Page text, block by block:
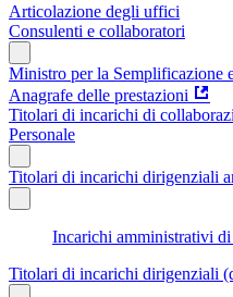
Articolazione degli uffici
Consulenti e collaboratori
Ministro per la Semplificazione
Anagrafe delle prestazioni
Titolari di incarichi di
Personale
Titolari di incarichi dirigenziali
Incarichi amministrativi
Titolari di incarichi dirigenziali